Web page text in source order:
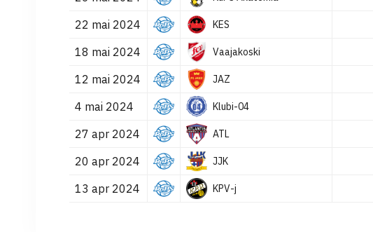
22 mai 2024
KES
18 mai 2024
Vaajakoski
12 mai 2024
JAZ
4 mai 2024
Klubi-04
27 apr 2024
ATL
20 apr 2024
JJK
13 apr 2024
KPV-j